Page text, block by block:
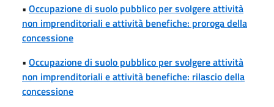
• Occupazione di suolo pubblico per svolgere attività
non imprenditoriali e attività benefiche: proroga della
concessione
• Occupazione di suolo pubblico per svolgere attività
non imprenditoriali e attività benefiche: rilascio della
concessione